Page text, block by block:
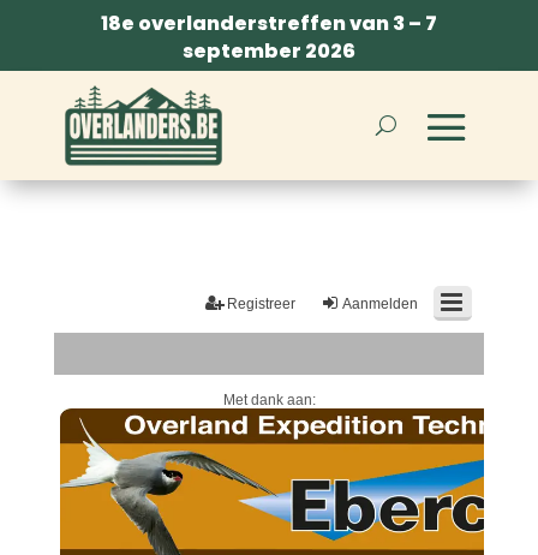
18e overlanderstreffen van 3 – 7
september 2026